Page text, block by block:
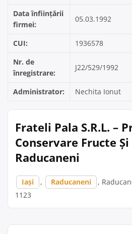
Data înființării
firmei:
05.03.1992
CUI:
1936578
Nr. de
înregistrare:
J22/529/1992
Administrator: Nechita Ionut
Frateli Pala S.R.L. –
Conservare Fructe
Raducaneni
Iași , Raducaneni
,
1123